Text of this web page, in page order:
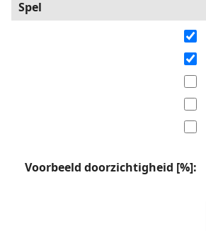
Spel
Voorbeeld doorzichtigheid [%]